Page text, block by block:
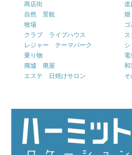
商店街
道
自然 景観
牧場
ゴ
クラブ ライブハウス
ス
レジャー テーマパーク
乗り物
廃墟 廃屋
エステ 日焼けサロン
そ